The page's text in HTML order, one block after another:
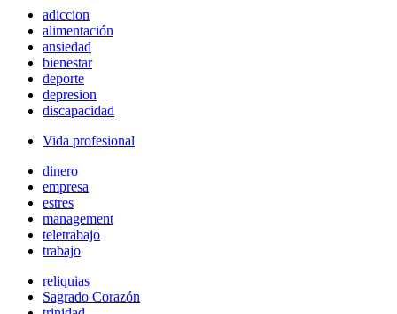
adiccion
alimentación
ansiedad
bienestar
deporte
depresion
discapacidad
Vida profesional
dinero
empresa
estres
management
teletrabajo
trabajo
reliquias
Sagrado Corazón